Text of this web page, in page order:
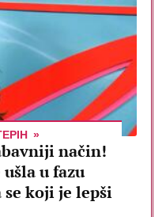
način!
u fazu
koji je lepši